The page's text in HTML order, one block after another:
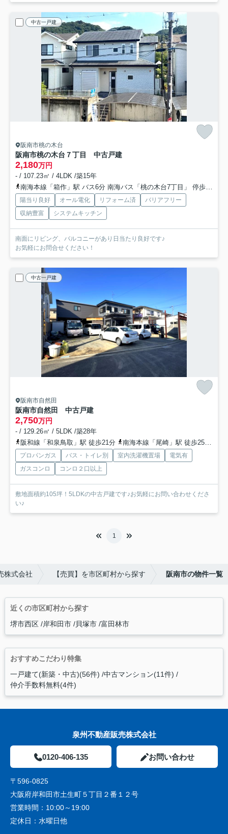
中古一戸建
阪南市桃の木台
阪南市桃の木台７丁目 中古戸建
2,180万円
- / 107.23㎡ / 4LDK /築15年
南海本線「箱作」駅 バス6分 南海バス「桃の木台7丁目」 停歩4分
陽当り良好 オール電化 リフォーム済
バリアフリー
収納豊富
システムキッチン
南面にリビング、バルコニーがあり日当たり良好です♪
お気軽にお問合せください！
中古一戸建
阪南市自然田
阪南市自然田 中古戸建
2,750万円
- / 129.26㎡ / 5LDK /築28年
阪和線「和泉鳥取」駅 徒歩21分
南海本線「尾崎」駅 徒歩25分
プロパンガス バス・トイレ別 室内洗濯機置場
電気有
ガスコンロ
コンロ２口以上
敷地面積約105坪！5LDKの中古戸建です♪お気軽にお問い合わせくださ
い♪
1
株式会社 【売買】を市区町村から探す 阪南市の物件一覧
近くの市区町村から探す
堺市西区 岸和田市 貝塚市 富田林市
おすすめこだわり特集
一戸建て(新築・中古)(56件) 中古マンション(11件)
仲介手数料無料(4件)
泉州不動産販売株式会社
0120-406-135 お問い合わせ
〒596-0825
大阪府岸和田市土生町５丁目２番１２号
営業時間： 10:00～19:00
定休日： 水曜日他